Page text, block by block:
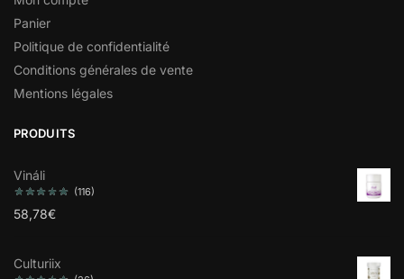
Panier
Politique de confidentialité
Conditions générales de vente
Mentions légales
PRODUITS
Vináli
(116)
58,78€
Culturiix